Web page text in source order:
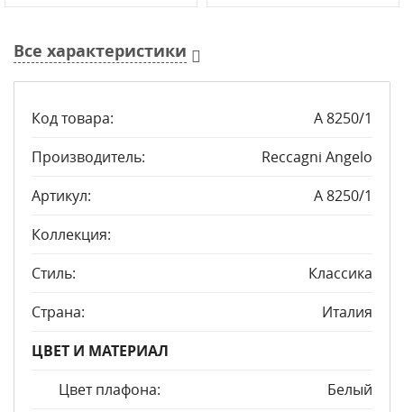
Все характеристики
Код товара:
A 8250/1
Производитель:
Reccagni Angelo
Артикул:
A 8250/1
Коллекция:
Стиль:
Классика
Страна:
Италия
ЦВЕТ И МАТЕРИАЛ
Цвет плафона:
Белый